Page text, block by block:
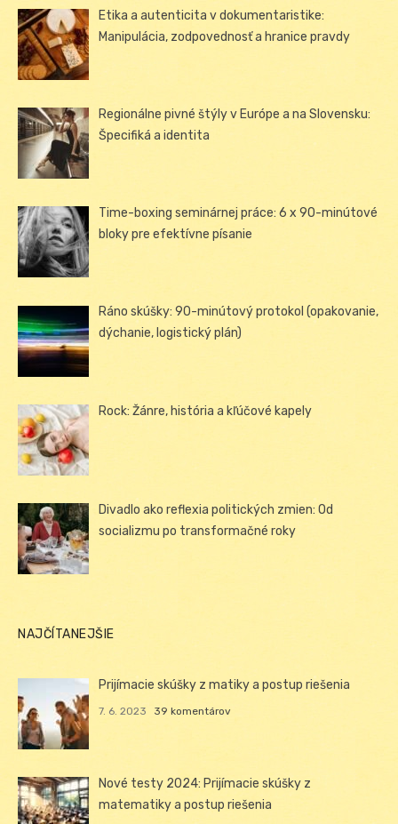
Etika a autenticita v dokumentaristike:
Manipulácia, zodpovednosť a hranice pravdy
Regionálne pivné štýly v Európe a na Slovensku:
Špecifiká a identita
Time-boxing seminárnej práce: 6 x 90-minútové
bloky pre efektívne písanie
Ráno skúšky: 90-minútový protokol (opakovanie,
dýchanie, logistický plán)
Rock: Žánre, história a kľúčové kapely
Divadlo ako reflexia politických zmien: Od
socializmu po transformačné roky
NAJČÍTANEJŠIE
Prijímacie skúšky z matiky a postup riešenia
7. 6. 2023 39 komentárov
Nové testy 2024: Prijímacie skúšky z
matematiky a postup riešenia